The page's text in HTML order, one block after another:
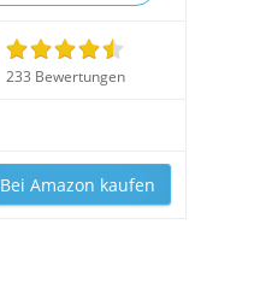
233 Bewertungen
Bei Amazon kaufen